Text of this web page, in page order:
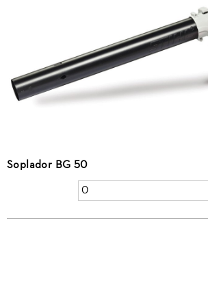
Soplador BG 50